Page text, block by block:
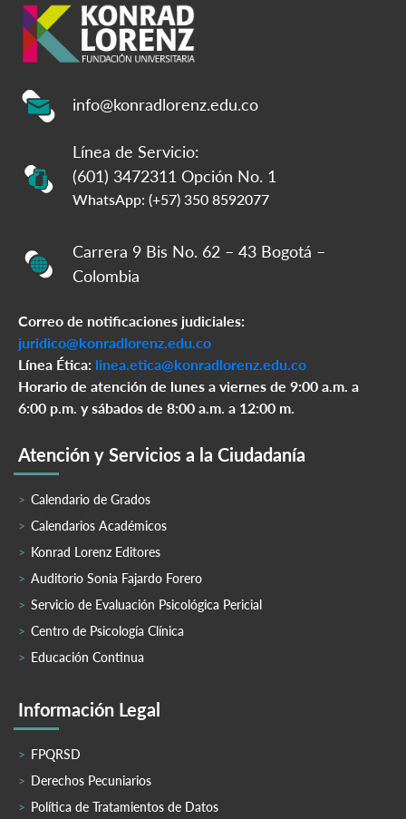
info@konradlorenz.edu.co
Línea de Servicio:
(601) 3472311 Opción No. 1
WhatsApp: (+57) 350 8592077
Carrera 9 Bis No. 62 – 43 Bogotá –
Colombia
Correo de notificaciones judiciales:
juridico@konradlorenz.edu.co
Línea Ética: linea.etica@konradlorenz.edu.co
Horario de atención de lunes a viernes de 9:00 a.m. a
6:00 p.m. y sábados de 8:00 a.m. a 12:00 m.
Atención y Servicios a la Ciudadanía
Calendario de Grados
Calendarios Académicos
Konrad Lorenz Editores
Auditorio Sonia Fajardo Forero
Servicio de Evaluación Psicológica Pericial
Centro de Psicología Clínica
Educación Continua
Información Legal
FPQRSD
Derechos Pecuniarios
Política de Tratamientos de Datos